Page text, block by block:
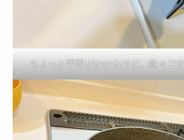
ちょっと手間がかかるけど、熱々ご